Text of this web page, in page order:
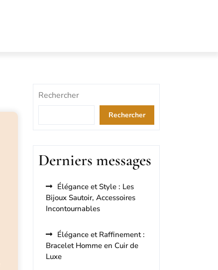
Rechercher
Rechercher
Derniers messages
Élégance et Style : Les
Bijoux Sautoir, Accessoires
Incontournables
Élégance et Raffinement :
Bracelet Homme en Cuir de
Luxe